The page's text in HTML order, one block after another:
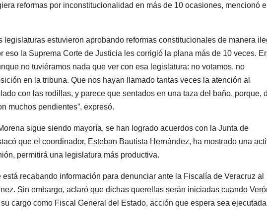
reformas por inconstitucionalidad en más de 10 ocasiones, mencionó
legislaturas estuvieron aprobando reformas constitucionales de manera
eso la Suprema Corte de Justicia les corrigió la plana más de 10 veces.
no tuviéramos nada que ver con esa legislatura: no votamos, no
en la tribuna. Que nos hayan llamado tantas veces la atención al
con las rodillas, y parece que sentados en una taza del baño, porque,
muchos pendientes”, expresó.
sigue siendo mayoría, se han logrado acuerdos con la Junta de
que el coordinador, Esteban Bautista Hernández, ha mostrado una
permitirá una legislatura más productiva.
recabando información para denunciar ante la Fiscalía de Veracruz al
Sin embargo, aclaró que dichas querellas serán iniciadas cuando
cargo como Fiscal General del Estado, acción que espera sea ejecutada